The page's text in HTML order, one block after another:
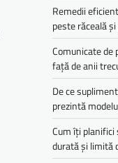
Remedii
peste răceală
Comunicate
față de anii
De ce
prezintă
Cum îți planifici
durată și limită